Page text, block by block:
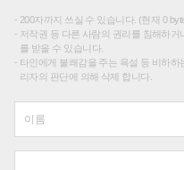
200자까지 쓰실 수 있습니다. (현재 0
저작권 등 다른 사람의 권리를 침해하
를 받을 수 있습니다.
타인에게 불쾌감을 주는 욕설 등 비하
리자의 판단에 의해 삭제 합니다.